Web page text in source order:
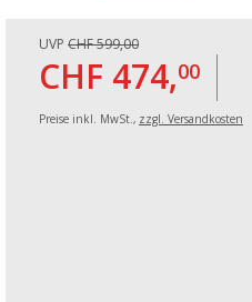
UVP CHF 599,00
CHF 474,00
Preise inkl. MwSt., zzgl. Versandkosten